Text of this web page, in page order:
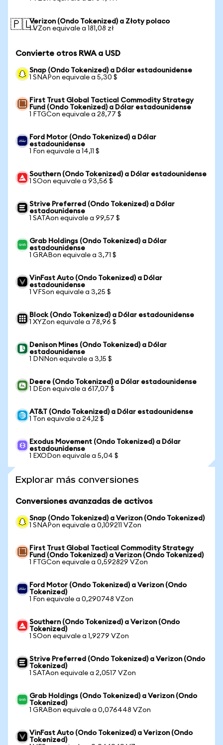
🇵🇱Verizon (Ondo Tokenized) a Złoty polaco
1 VZon equivale a 181,08 zł
Convierte otros RWA a USD
Snap (Ondo Tokenized) a Dólar estadounidense
1 SNAPon equivale a 5,30 $
First Trust Global Tactical Commodity Strategy
Fund (Ondo Tokenized) a Dólar estadounidense
1 FTGCon equivale a 28,77 $
Ford Motor (Ondo Tokenized) a Dólar
estadounidense
1 Fon equivale a 14,11 $
Southern (Ondo Tokenized) a Dólar estadounidense
1 SOon equivale a 93,56 $
Strive Preferred (Ondo Tokenized) a Dólar
estadounidense
1 SATAon equivale a 99,57 $
Grab Holdings (Ondo Tokenized) a Dólar
estadounidense
1 GRABon equivale a 3,71 $
VinFast Auto (Ondo Tokenized) a Dólar
estadounidense
1 VFSon equivale a 3,25 $
Block (Ondo Tokenized) a Dólar estadounidense
1 XYZon equivale a 78,96 $
Denison Mines (Ondo Tokenized) a Dólar
estadounidense
1 DNNon equivale a 3,15 $
Deere (Ondo Tokenized) a Dólar estadounidense
1 DEon equivale a 617,07 $
AT&T (Ondo Tokenized) a Dólar estadounidense
1 Ton equivale a 24,12 $
Exodus Movement (Ondo Tokenized) a Dólar
estadounidense
1 EXODon equivale a 5,04 $
Explorar más conversiones
Conversiones avanzadas de activos
Snap (Ondo Tokenized) a Verizon (Ondo Tokenized)
1 SNAPon equivale a 0,109211 VZon
First Trust Global Tactical Commodity Strategy
Fund (Ondo Tokenized) a Verizon (Ondo Tokenized)
1 FTGCon equivale a 0,592829 VZon
Ford Motor (Ondo Tokenized) a Verizon (Ondo
Tokenized)
1 Fon equivale a 0,290748 VZon
Southern (Ondo Tokenized) a Verizon (Ondo
Tokenized)
1 SOon equivale a 1,9279 VZon
Strive Preferred (Ondo Tokenized) a Verizon (Ondo
Tokenized)
1 SATAon equivale a 2,0517 VZon
Grab Holdings (Ondo Tokenized) a Verizon (Ondo
Tokenized)
1 GRABon equivale a 0,076448 VZon
VinFast Auto (Ondo Tokenized) a Verizon (Ondo
Tokenized)